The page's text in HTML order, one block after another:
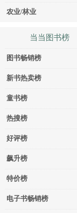
农业/林业
当当图书榜
图书畅销榜
新书热卖榜
童书榜
热搜榜
好评榜
飙升榜
特价榜
电子书畅销榜